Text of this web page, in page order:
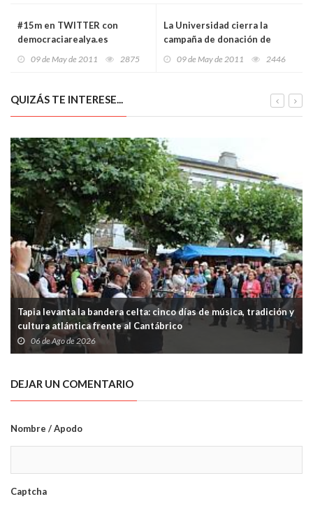
#15m en TWITTER con
democraciarealya.es
09 de May de 2011 2875
La Universidad cierra la
campaña de donación de
09 de May de 2011 2446
QUIZÁS TE INTERESE...
Tapia levanta la bandera celta: cinco días de música, tradición y
cultura atlántica frente al Cantábrico
06 de Ago de 2026
DEJAR UN COMENTARIO
Nombre / Apodo
Captcha